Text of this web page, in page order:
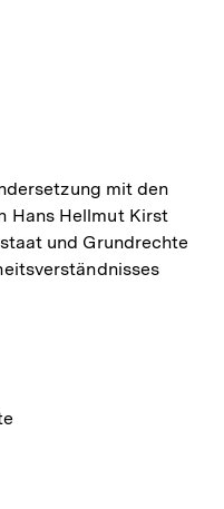
mit den
Hans Hellmut Kirst
und Grundrechte